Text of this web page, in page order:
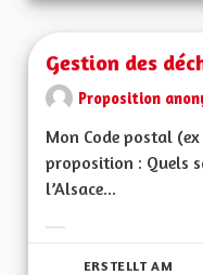
Gestion des
Proposition
Mon Code postal
proposition : Quels
l’Alsace...
ERSTELLT AM